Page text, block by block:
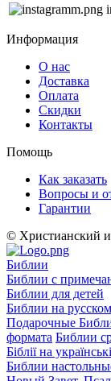
Информация
О нас
Доставка
Оплата
Скидки
Контакты
Помощь
Как заказать
Вопросы и
Гарантии
© Христианский
Библии
Библии с
Библии для детей
Библии на
Подарочные
формата Библии
Біблії на
Библии